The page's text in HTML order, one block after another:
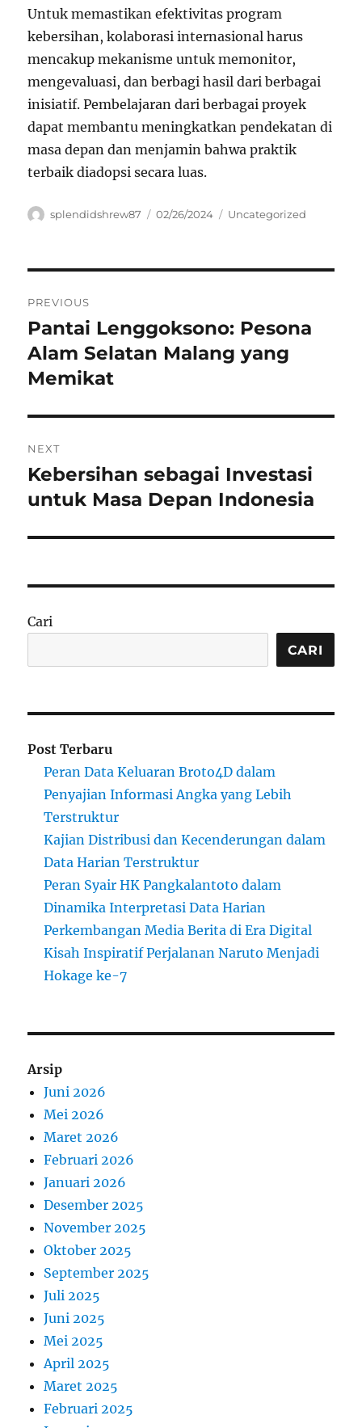
Untuk memastikan efektivitas program
kebersihan, kolaborasi internasional harus
mencakup mekanisme untuk memonitor,
mengevaluasi, dan berbagi hasil dari berbagai
inisiatif. Pembelajaran dari berbagai proyek
dapat membantu meningkatkan pendekatan di
masa depan dan menjamin bahwa praktik
terbaik diadopsi secara luas.
Author
splendidshrew87
Posted
02/26/2024 Categories
Uncategorized
pos
PREVIOUS
Previous
post:
Pantai Lenggoksono: Pesona
Alam Selatan Malang yang
Memikat
NEXT
Next
post:
Kebersihan sebagai Investasi
untuk Masa Depan Indonesia
Cari
CARI
Post Terbaru
Peran Data Keluaran Broto4D dalam
Penyajian Informasi Angka yang Lebih
Terstruktur
Kajian Distribusi dan Kecenderungan dalam
Data Harian Terstruktur
Peran Syair HK Pangkalantoto dalam
Dinamika Interpretasi Data Harian
Perkembangan Media Berita di Era Digital
Kisah Inspiratif Perjalanan Naruto Menjadi
Hokage ke-7
Arsip
Juni 2026
Mei 2026
Maret 2026
Februari 2026
Januari 2026
Desember 2025
November 2025
Oktober 2025
September 2025
Juli 2025
Juni 2025
Mei 2025
April 2025
Maret 2025
Februari 2025